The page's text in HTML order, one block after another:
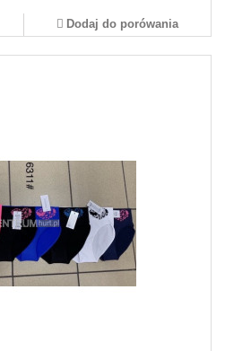
Dodaj do porówania